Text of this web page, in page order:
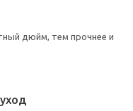
дюйм, тем прочнее и